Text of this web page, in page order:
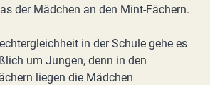
der Mädchen an den Mint-Fächern.
in der Schule gehe es
um Jungen, denn in den
liegen die Mädchen